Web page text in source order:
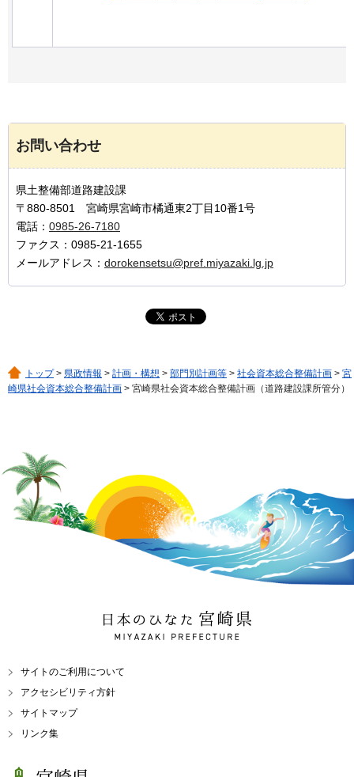
お問い合わせ
県土整備部道路建設課
〒880-8501 宮崎県宮崎市橘通東2丁目10番1号
電話： 0985-26-7180
ファクス：0985-21-1655
メールアドレス： dorokensetsu@pref.miyazaki.lg.jp
トップ> 県政情報 > 計画・構想 > 部門別計画等 > 社会資本総合整備計画 > 宮
崎県社会資本総合整備計画 > 宮崎県社会資本総合整備計画（道路建設課所管分）
日本のひなた 宮崎県
MIYAZAKI PREFECTURE
サイトのご利用について
アクセシビリティ方針
サイトマップ
リンク集